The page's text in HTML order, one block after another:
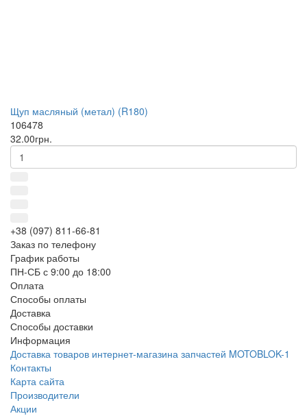
Щуп масляный (метал) (R180)
106478
32.00грн.
+38 (097) 811-66-81
Заказ по телефону
График работы
ПН-СБ с 9:00 до 18:00
Оплата
Способы оплаты
Доставка
Способы доставки
Информация
Доставка товаров интернет-магазина запчастей MOTOBLOK-1
Контакты
Карта сайта
Производители
Акции